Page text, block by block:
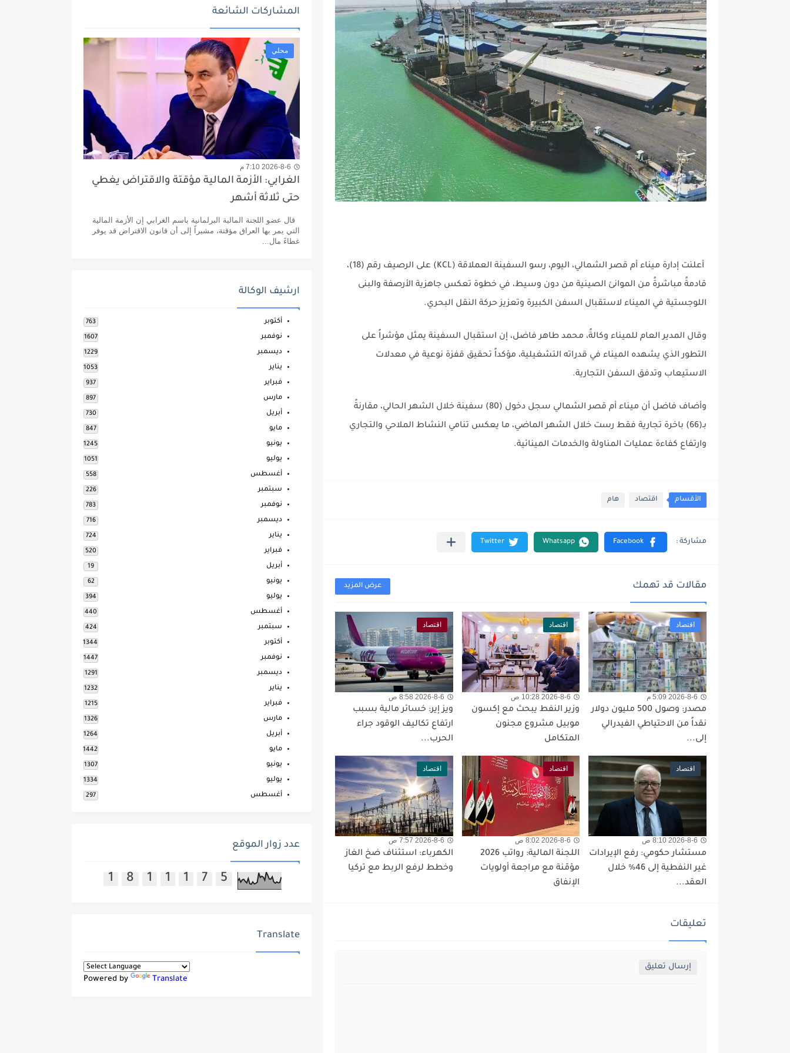
أعلنت إدارة ميناء أم قصر الشمالي، اليوم، رسو السفينة العملاقة (KCL) على الرصيف رقم (18)،
قادمةً مباشرةً من الموانئ الصينية من دون وسيط، في خطوة تعكس جاهزية الأرصفة والبنى
اللوجستية في الميناء لاستقبال السفن الكبيرة وتعزيز حركة النقل البحري.
وقال المدير العام للميناء وكالةً، محمد طاهر فاضل، إن استقبال السفينة يمثل مؤشراً على
التطور الذي يشهده الميناء في قدراته التشغيلية، مؤكداً تحقيق قفزة نوعية في معدلات
الاستيعاب وتدفق السفن التجارية.
وأضاف فاضل أن ميناء أم قصر الشمالي سجل دخول (80) سفينة خلال الشهر الحالي، مقارنةً
بـ(66) باخرة تجارية فقط رست خلال الشهر الماضي، ما يعكس تنامي النشاط الملاحي والتجاري
وارتفاع كفاءة عمليات المناولة والخدمات المينائية.
الأقسام اقتصاد هام
مقالات قد تهمك عرض المزيد
اقتصاد
2026-8-6 5:09 م
مصدر: وصول 500 مليون دولار
نقداً من الاحتياطي الفيدرالي
إلى...
اقتصاد
2026-8-6 10:28 ص
وزير النفط يبحث مع إكسون
موبيل مشروع مجنون
المتكامل
اقتصاد
2026-8-6 8:58 ص
ويز إير: خسائر مالية بسبب
ارتفاع تكاليف الوقود جراء
الحرب...
اقتصاد
2026-8-6 8:10 ص
مستشار حكومي: رفع الإيرادات
غير النفطية إلى 46% خلال
العقد...
اقتصاد
2026-8-6 8:02 ص
اللجنة المالية: رواتب 2026
مؤمّنة مع مراجعة أولويات
الإنفاق
اقتصاد
2026-8-6 7:57 ص
الكهرباء: استئناف ضخ الغاز
وخطط لرفع الربط مع تركيا
تعليقات
إرسال تعليق
المشاركات الشائعة
محلي
2026-8-6 7:10 م
الغرابي: الأزمة المالية مؤقتة والاقتراض يغطي
حتى ثلاثة أشهر
قال عضو اللجنة المالية البرلمانية باسم الغرابي إن الأزمة المالية
التي يمر بها العراق مؤقتة، مشيراً إلى أن قانون الاقتراض قد يوفر
غطاءً مال...
ارشيف الوكالة
أكتوبر 763
نوفمبر 1607
ديسمبر 1229
يناير 1053
فبراير 937
مارس 897
أبريل 730
مايو 847
يونيو 1245
يوليو 1051
أغسطس 558
سبتمبر 226
نوفمبر 783
ديسمبر 716
يناير 724
فبراير 520
أبريل 19
يونيو 62
يوليو 394
أغسطس 440
سبتمبر 424
أكتوبر 1344
نوفمبر 1447
ديسمبر 1291
يناير 1232
فبراير 1215
مارس 1326
أبريل 1264
مايو 1442
يونيو 1307
يوليو 1334
أغسطس 297
عدد زوار الموقع
1 8 1 1 1 7 5
Translate
Powered by Translate